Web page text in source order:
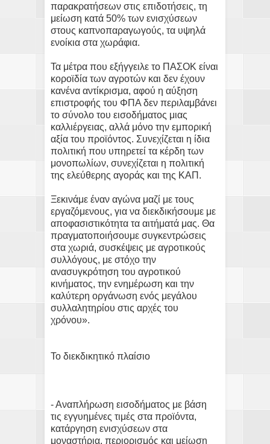
παρακρατήσεων στις επιδοτήσεις, τη
μείωση κατά 50% των ενισχύσεων
στους καπνοπαραγωγούς, τα υψηλά
ενοίκια στα χωράφια.
Τα μέτρα που εξήγγειλε το ΠΑΣΟΚ είναι
κοροϊδία των αγροτών και δεν έχουν
κανένα αντίκρισμα, αφού η αύξηση
επιστροφής του ΦΠΑ δεν περιλαμβάνει
το σύνολο του εισοδήματος μιας
καλλιέργειας, αλλά μόνο την εμπορική
αξία του προϊόντος. Συνεχίζεται η ίδια
πολιτική που υπηρετεί τα κέρδη των
μονοπωλίων, συνεχίζεται η πολιτική
της ελεύθερης αγοράς και της ΚΑΠ.
Ξεκινάμε έναν αγώνα μαζί με τους
εργαζόμενους, για να διεκδικήσουμε με
αποφασιστικότητα τα αιτήματά μας. Θα
πραγματοποιήσουμε συγκεντρώσεις
στα χωριά, συσκέψεις με αγροτικούς
συλλόγους, με στόχο την
ανασυγκρότηση του αγροτικού
κινήματος, την ενημέρωση και την
καλύτερη οργάνωση ενός μεγάλου
συλλαλητηρίου στις αρχές του
χρόνου».
Το διεκδικητικό πλαίσιο
- Αναπλήρωση εισοδήματος με βάση
τις εγγυημένες τιμές στα προϊόντα,
κατάργηση ενισχύσεων στα
μοναστήρια, περιορισμός και μείωση